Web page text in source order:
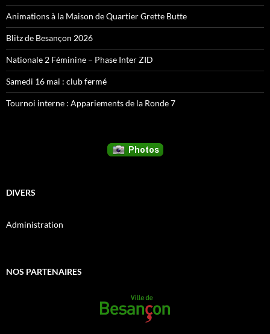
Animations à la Maison de Quartier Grette Butte
Blitz de Besançon 2026
Nationale 2 Féminine – Phase Inter ZID
Samedi 16 mai : club fermé
Tournoi interne : Appariements de la Ronde 7
DIVERS
Administration
NOS PARTENAIRES